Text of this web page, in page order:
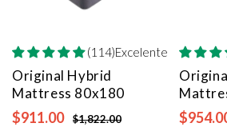
(114)Excelente
Original Hybrid
Mattress 80x180
$911.00 $1,822.00